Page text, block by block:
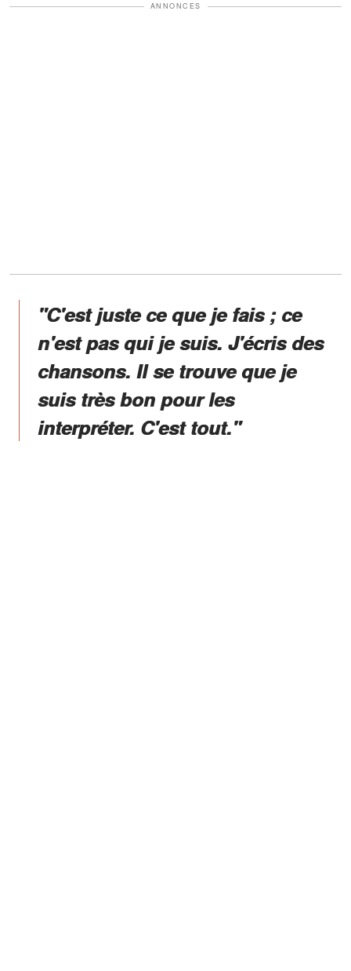
ANNONCES
"C'est juste ce que je fais ; ce
n'est pas qui je suis. J'écris des
chansons. Il se trouve que je
suis très bon pour les
interpréter. C'est tout."